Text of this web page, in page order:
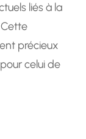
liés à la
précieux
celui de